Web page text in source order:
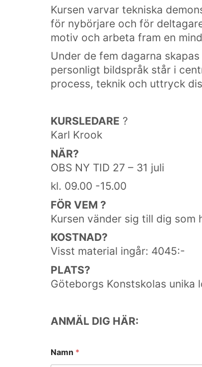
Kursen varvar tekniska
för nybörjare och för
motiv och arbeta fram en
Under de fem dagarna
personligt bildspråk står i
process, teknik och uttryck
KURSLEDARE ?
Karl Krook
NÄR?
OBS NY TID 27 – 31 juli
kl. 09.00 -15.00
FÖR VEM ?
Kursen vänder sig till dig som
KOSTNAD?
Visst material ingår: 4045:-
PLATS?
Göteborgs Konstskolas
ANMÄL DIG HÄR:
Namn *